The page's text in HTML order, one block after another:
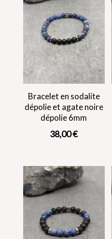
Bracelet en sodalite
dépolie et agate noire
dépolie 6mm
38,00€